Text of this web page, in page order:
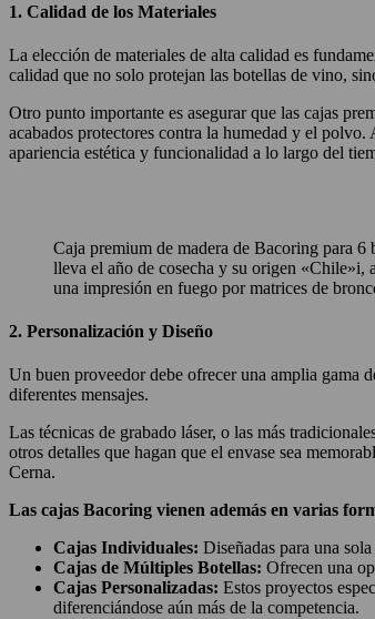
1. Calidad de los Materiales
La elección de materiales de alta calidad es
calidad que no solo protejan las botellas de vino,
Otro punto importante es asegurar que las cajas
acabados protectores contra la humedad y el
apariencia estética y funcionalidad a lo largo del
Caja premium de madera de Bacoring para 6
lleva el año de cosecha y su origen
una impresión en fuego por matrices de
2. Personalización y Diseño
Un buen proveedor debe ofrecer una amplia gama
diferentes mensajes.
Las técnicas de grabado láser, o las más
otros detalles que hagan que el envase sea
Cerna.
Las cajas Bacoring vienen además en varias
Cajas Individuales: Diseñadas para una
Cajas de Múltiples Botellas: Ofrecen una
Cajas Personalizadas: Estos proyectos
diferenciándose aún más de la competencia.